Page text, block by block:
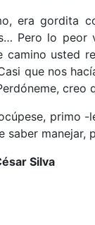
era gordita
Pero lo peor
camino usted
que nos
creo
primo
saber manejar,
Silva